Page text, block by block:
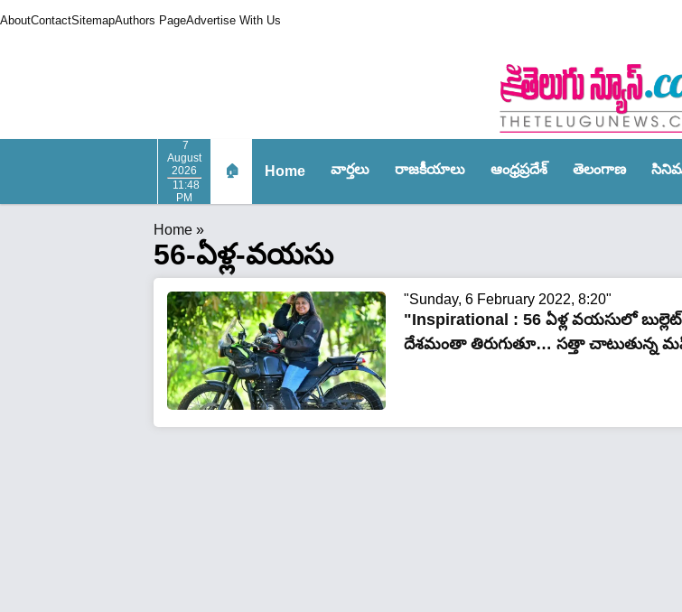
AboutContactSitemapAuthors PageAdvertise With Us
7
August
2026
11:48
PM
🏠 Home వార్త‌లు రాజ‌కీయాలు ఆంధ్ర‌ప్ర‌దేశ్‌ తెలంగాణ‌
Home »
56-ఏళ్ల-వయసు
"Sunday, 6 February 2022, 8:20"
"Inspirational : 56 ఏళ్ల వయసులో
దేశమంతా తిరుగుతూ… సత్తా చాటుతున్న